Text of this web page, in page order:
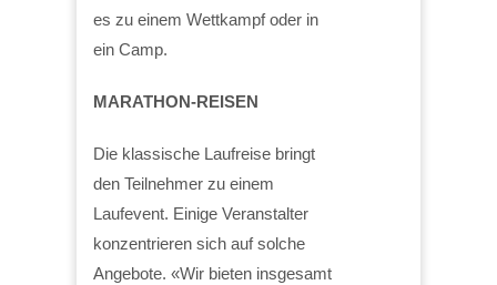
es zu einem Wettkampf oder in
ein Camp.
MARATHON-REISEN
Die klassische Laufreise bringt
den Teilnehmer zu einem
Laufevent. Einige Veranstalter
konzentrieren sich auf solche
Angebote. «Wir bieten insgesamt